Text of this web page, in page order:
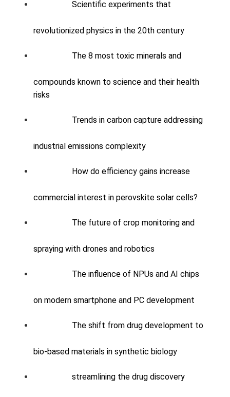
Scientific experiments that
revolutionized physics in the 20th century
The 8 most toxic minerals and
compounds known to science and their health
risks
Trends in carbon capture addressing
industrial emissions complexity
How do efficiency gains increase
commercial interest in perovskite solar cells?
The future of crop monitoring and
spraying with drones and robotics
The influence of NPUs and AI chips
on modern smartphone and PC development
The shift from drug development to
bio-based materials in synthetic biology
streamlining the drug discovery